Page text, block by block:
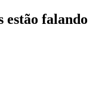
estão falando